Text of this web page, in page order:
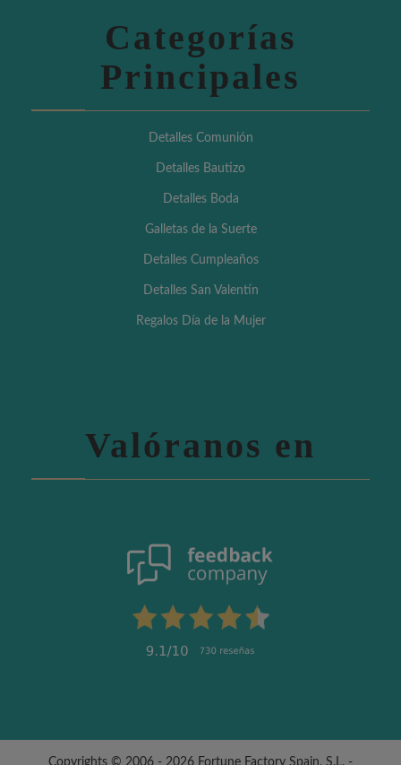
Categorías
Principales
Detalles Comunión
Detalles Bautizo
Detalles Boda
Galletas de la Suerte
Detalles Cumpleaños
Detalles San Valentín
Regalos Día de la Mujer
Valóranos en
Copyrights © 2006 - 2026 Fortune Factory Spain, S.L. -